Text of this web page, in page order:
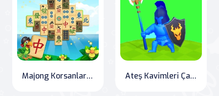
Majong Korsanları Tahribat Yolculuğu Ateş Kavimleri Çatışması